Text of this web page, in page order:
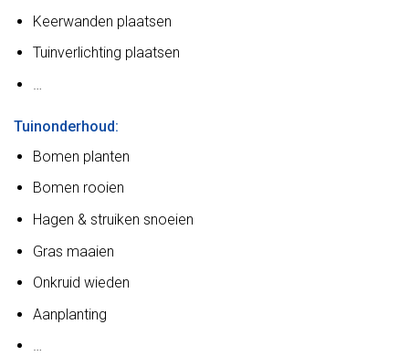
Keerwanden plaatsen
Tuinverlichting plaatsen
…
Tuinonderhoud:
Bomen planten
Bomen rooien
Hagen & struiken snoeien
Gras maaien
Onkruid wieden
Aanplanting
…